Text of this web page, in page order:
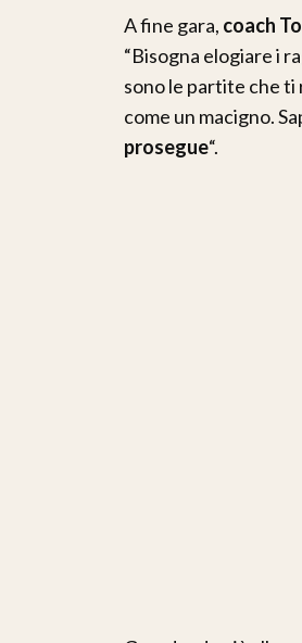
A fine gara, coach
“Bisogna elogiare i
sono le partite che ti
come un macigno.
prosegue“.